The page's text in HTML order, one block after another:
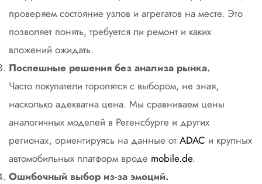
проверяем состояние узлов и агрегатов на месте. Это
позволяет понять, требуется ли ремонт и каких
вложений ожидать.
Поспешные решения без анализа рынка.
Часто покупатели торопятся с выбором, не зная,
насколько адекватна цена. Мы сравниваем цены
аналогичных моделей в Регенсбурге и других
регионах, ориентируясь на данные от ADAC и крупных
автомобильных платформ вроде mobile.de.
Ошибочный выбор из-за эмоций.